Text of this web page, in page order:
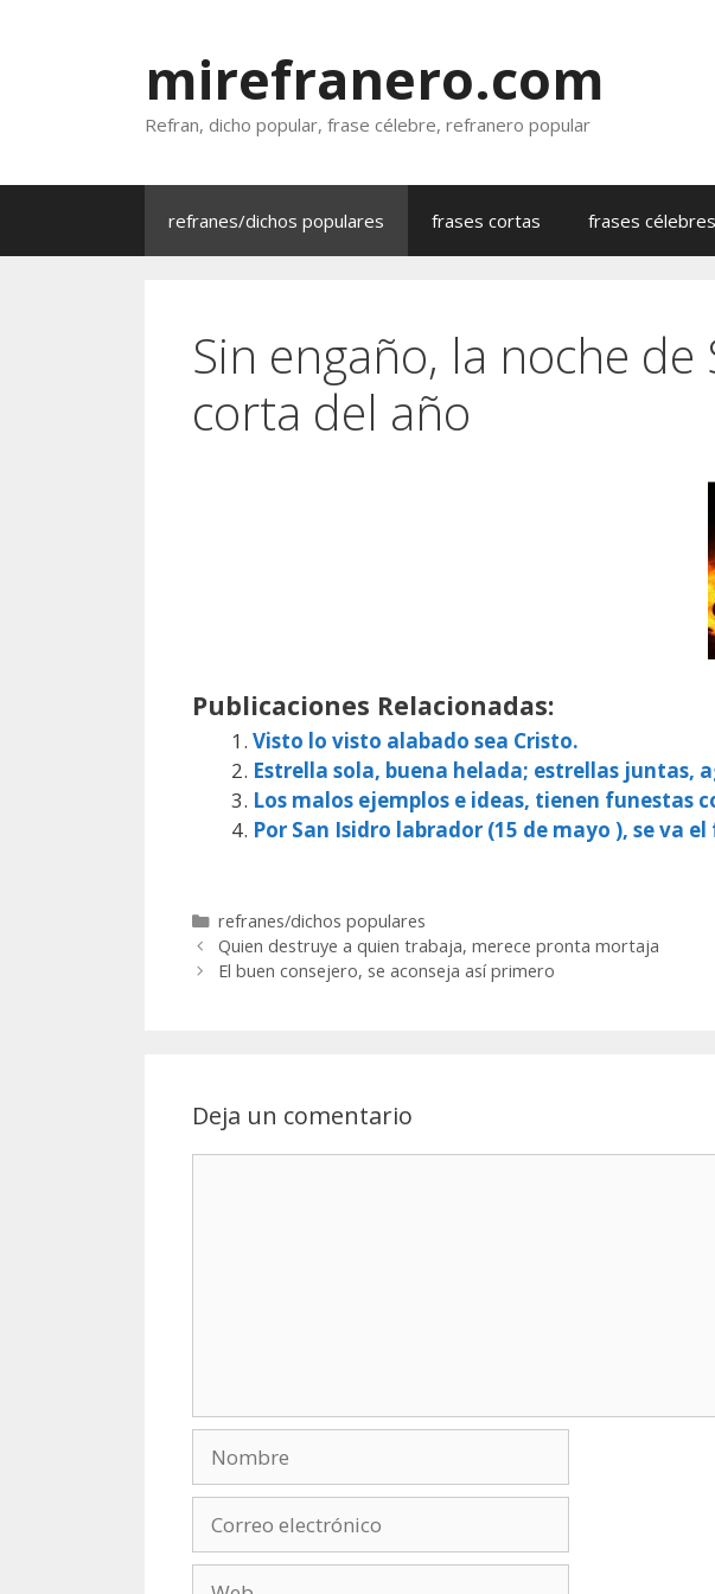
mirefranero.com
Refran, dicho popular, frase célebre, refranero popular
refranes/dichos populares frases cortas frases célebres
Sin engaño, la noche de
corta del año
Publicaciones Relacionadas:
Visto lo visto alabado sea Cristo.
Estrella sola, buena helada; estrellas juntas,
Los malos ejemplos e ideas, tienen funestas
Por San Isidro labrador (15 de mayo ), se va
Categorías
refranes/dichos populares
Quien destruye a quien trabaja, merece pronta mortaja
El buen consejero, se aconseja así primero
Deja un comentario
electrónico